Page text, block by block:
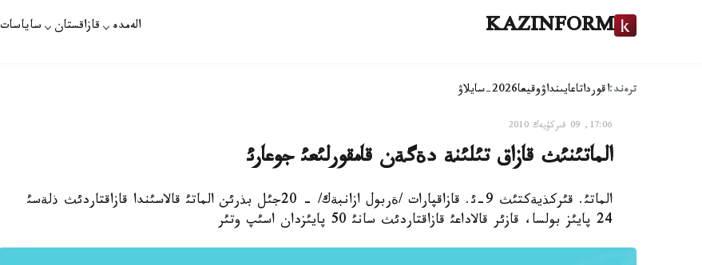
KAZINFORM الەمدە قازاقستان ساياسات
ترەند:اقورداتاعايىنداۋوقيعا2026-سايلاۋ
17:06, 09 قىركۇيەك 2010
الماتئنئث قازاق تئلئنة دةگةن قامقورلئعئ جوعارئ
الماتئ. قئركذيةكتئث 9-ئ. قازاقپارات /ةربول ازانبةك/ - 20جئل بذرئن الماتئ قالاسئندا قازاقتاردئث ذلةسئ
24 پايئز بولسا، قازئر قالاداعئ قازاقتاردئث سانئ 50 پايئزدان اسئپ وتئر